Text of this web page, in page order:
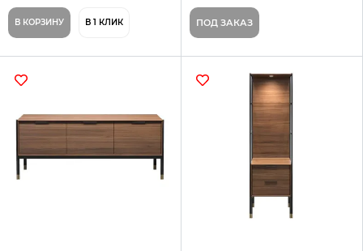
В КОРЗИНУ В 1 КЛИК ПОД ЗАКАЗ